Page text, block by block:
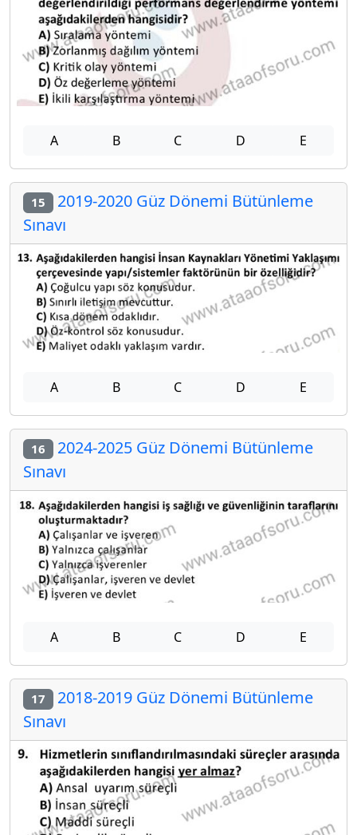
A B C D E
15 2019-2020 Güz Dönemi Bütünleme
Sınavı
A B C D E
16 2024-2025 Güz Dönemi Bütünleme
Sınavı
A B C D E
17 2018-2019 Güz Dönemi Bütünleme
Sınavı